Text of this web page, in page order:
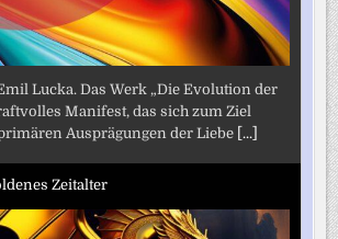
Lucka. Das Werk „Die Evolution der
Manifest, das sich zum Ziel
Ausprägungen der Liebe [...]
Zeitalter